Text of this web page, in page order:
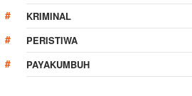
KRIMINAL
PERISTIWA
PAYAKUMBUH